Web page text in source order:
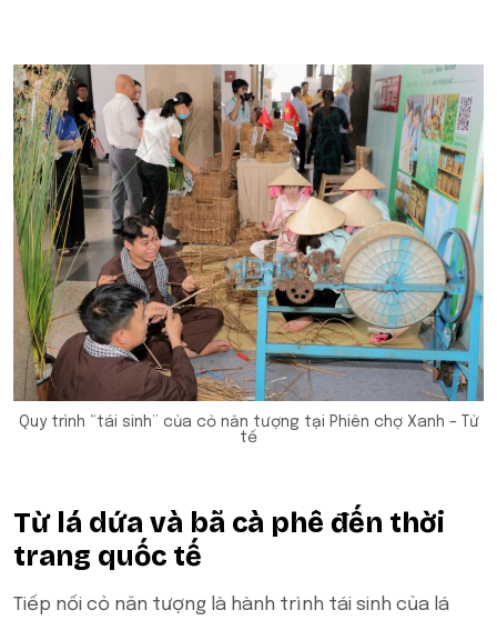
Quy trình “tái sinh” của cỏ năn tượng tại Phiên chợ Xanh – Tử
tế
Từ lá dứa và bã cà phê đến thời
trang quốc tế
Tiếp nối cỏ năn tượng là hành trình tái sinh của lá